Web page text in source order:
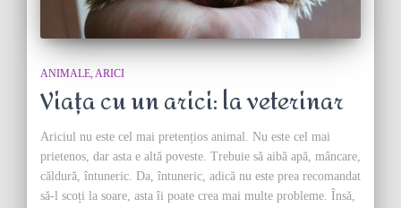
ANIMALE ARICI
Viața cu un arici: la veterinar
Ariciul nu este cel mai pretențios animal. Nu este cel mai
prietenos, dar asta e altă poveste. Trebuie să aibă apă, mâncare,
căldură, întuneric. Da, întuneric, adică nu este prea recomandat
să-l scoți la soare, asta îi poate crea mai multe probleme. Însă,